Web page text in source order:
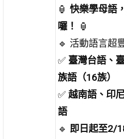
🏮快樂學母語
囉！
🏮
🔹 活動語言超
✅ 臺灣台語、
族語（16族）
✅越南語、印
語
🔹 即日起至2/